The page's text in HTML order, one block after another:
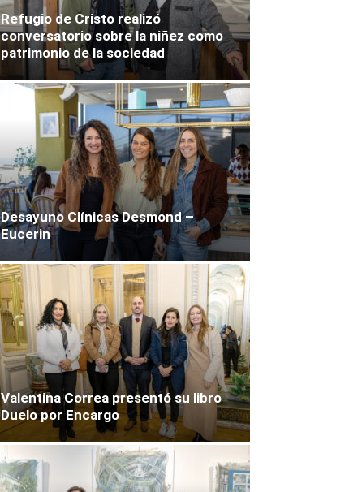
Refugio de Cristo realizó
conversatorio sobre la niñez como
patrimonio de la sociedad
Desayuno Clínicas Desmond –
Eucerin
Valentina Correa presentó su libro
Duelo por Encargo